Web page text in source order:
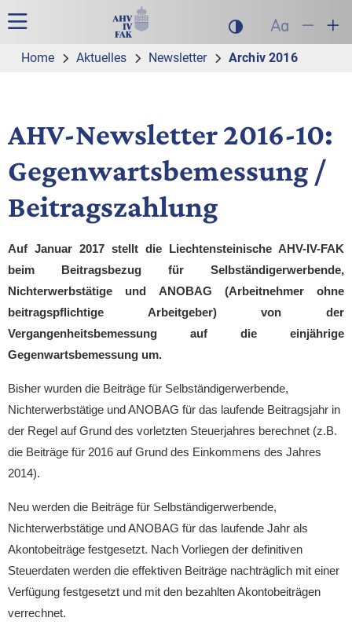
Zur Hauptnavigation
Zum Inhalt
Suche
Hauptnavigation Dunklen Modus
Schrift auf
Schrift
Home Aktuelles Newsletter Archiv 2016
AHV-Newsletter 2016-10:
Gegenwartsbemessung /
Beitragszahlung
Auf Januar 2017 stellt die Liechtensteinische AHV-IV-FAK
beim Beitragsbezug für Selbständigerwerbende,
Nichterwerbstätige und ANOBAG (Arbeitnehmer ohne
beitragspflichtige Arbeitgeber) von der
Vergangenheitsbemessung auf die einjährige
Gegenwartsbemessung um.
Bisher wurden die Beiträge für Selbständigerwerbende,
Nichterwerbstätige und ANOBAG für das laufende Beitragsjahr in
der Regel auf Grund des vorletzten Steuerjahres berechnet (z.B.
die Beiträge für 2016 auf Grund des Einkommens des Jahres
2014).
Neu werden die Beiträge für Selbständigerwerbende,
Nichterwerbstätige und ANOBAG für das laufende Jahr als
Akontobeiträge festgesetzt. Nach Vorliegen der definitiven
Steuerdaten werden die effektiven Beiträge nachträglich mit einer
Verfügung festgesetzt und mit den bezahlten Akontobeiträgen
verrechnet.